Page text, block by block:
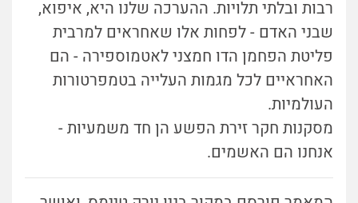
רבות ובלתי תלויות. ההערכה שלנו היא, איפוא,
שבני האדם - לפחות אלו שאחראים למרבית
פליטת הפחמן הדו חמצני לאטמוספירה - הם
האחראיים לכל מגמות העלייה בטמפרטורות
העולמיות.
מסקנות חקר זירת הפשע הן חד משמעיות -
אנחנו הם האשמים.